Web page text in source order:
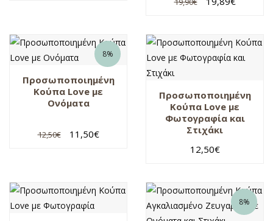
8%
Προσωποποιημένη
Κούπα Love με
Ονόματα
12,50€ 11,50€
Προσωποποιημένη
Κούπα Love με
Φωτογραφία και
Στιχάκι
12,50€
8%